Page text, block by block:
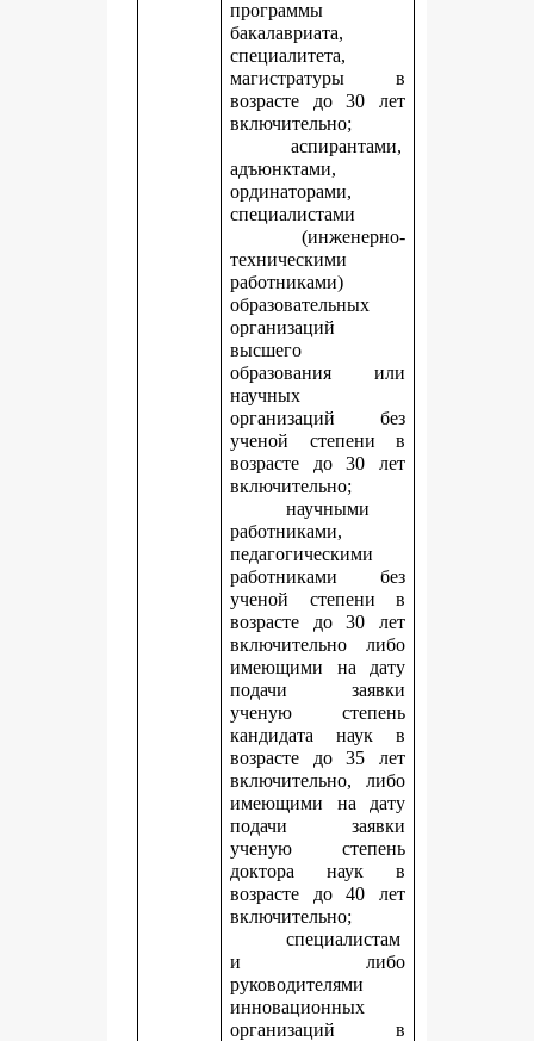
программы
бакалавриата,
специалитета,
магистратуры в
возрасте до 30 лет
включительно;
аспирантами,
адъюнктами,
ординаторами,
специалистами
(инженерно-
техническими
работниками)
образовательных
организаций
высшего
образования или
научных
организаций без
ученой степени в
возрасте до 30 лет
включительно;
научными
работниками,
педагогическими
работниками без
ученой степени в
возрасте до 30 лет
включительно либо
имеющими на дату
подачи заявки
ученую степень
кандидата наук в
возрасте до 35 лет
включительно, либо
имеющими на дату
подачи заявки
ученую степень
доктора наук в
возрасте до 40 лет
включительно;
специалистам
и либо
руководителями
инновационных
организаций в